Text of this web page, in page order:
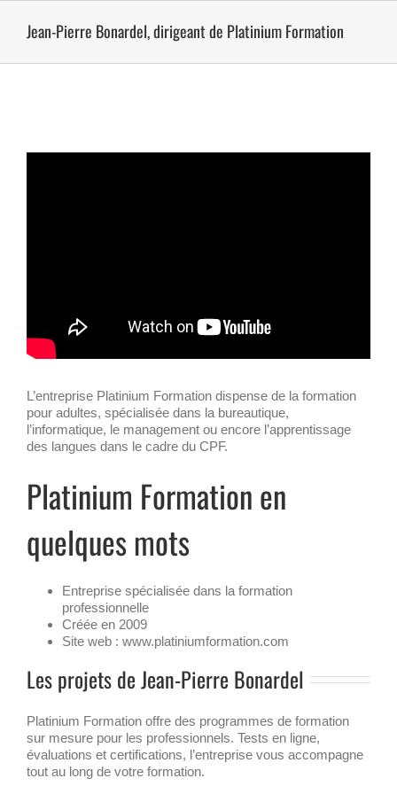
contenuJean-Pierre Bonardel, dirigeant de Platinium Formation
L’entreprise Platinium Formation dispense de la formation
pour adultes, spécialisée dans la bureautique,
l’informatique, le management ou encore l’apprentissage
des langues dans le cadre du CPF.
Platinium Formation en
quelques mots
Entreprise spécialisée dans la formation
professionnelle
Créée en 2009
Site web : www.platiniumformation.com
Les projets de Jean-Pierre Bonardel
Platinium Formation offre des programmes de formation
sur mesure pour les professionnels. Tests en ligne,
évaluations et certifications, l’entreprise vous accompagne
tout au long de votre formation.